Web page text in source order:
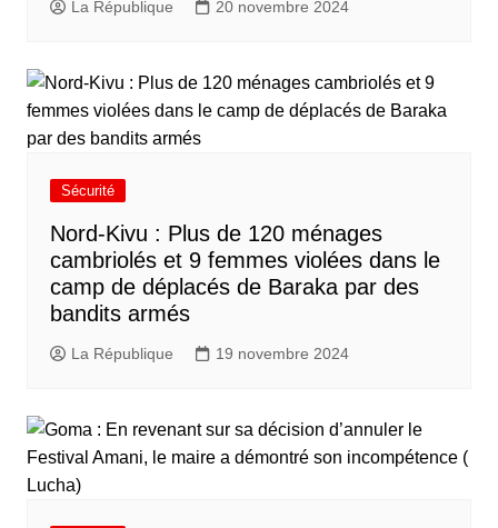
La République 20 novembre 2024
Sécurité
Nord-Kivu : Plus de 120 ménages
cambriolés et 9 femmes violées dans le
camp de déplacés de Baraka par des
bandits armés
La République 19 novembre 2024